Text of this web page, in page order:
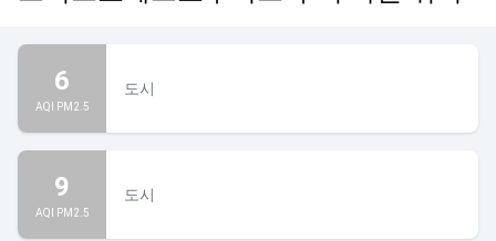
6
AQI PM2.5
도시
9
AQI PM2.5
도시